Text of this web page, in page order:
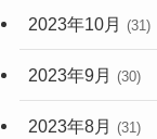
2023年10月 (31)
2023年9月 (30)
2023年8月 (31)